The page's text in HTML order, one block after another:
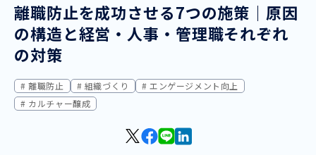
離職防止を成功させる7つの施策｜原因
の構造と経営・人事・管理職それぞれ
の対策
離職防止 組織づくり
エンゲージメント向上
カルチャー醸成